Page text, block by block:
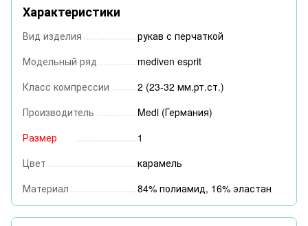
Характеристики
Вид изделия
рукав с перчаткой
Модельный ряд
mediven esprit
Класс компрессии
2 (23-32 мм.рт.ст.)
Производитель
Medi (Германия)
Размер
1
Цвет
карамель
Материал
84% полиамид, 16% эластан